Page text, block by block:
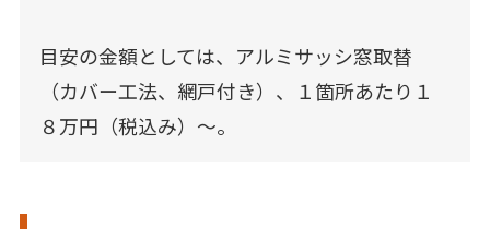
目安の金額としては、アルミサッシ窓取替
（カバー工法、網戸付き）、１箇所あたり１
８万円（税込み）～。